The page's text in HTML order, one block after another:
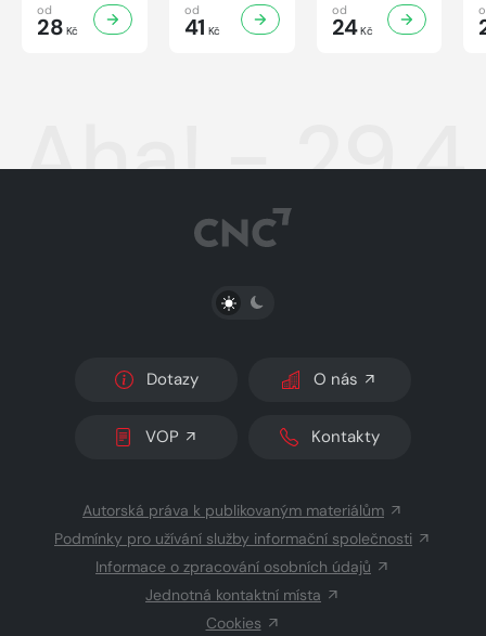
od
28 Kč
od
41 Kč
od
24Kč
Aha! -
PŘEPNOUT SVĚTLÝ/TMAVÝ REŽIM
Dotazy O nás
VOP Kontakty
Autorská práva k publikovaným materiálům
Podmínky pro užívání služby informační společnosti
Informace o zpracování osobních údajů
Jednotná kontaktní místa
Cookies